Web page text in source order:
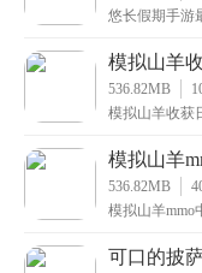
悠长假期手游
常有
模拟山羊
536.82MB
模拟山羊收获
山羊
模拟山羊
536.82MB
模拟山羊mmo
戏
可口的披